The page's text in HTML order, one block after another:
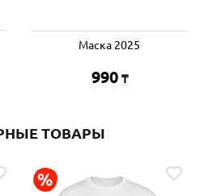
Маска 2025
990 ₸
ТОВАРЫ